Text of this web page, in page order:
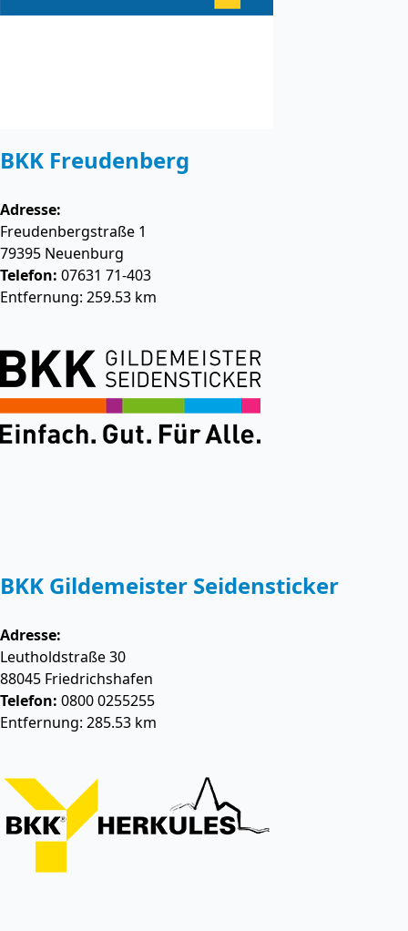
BKK Freudenberg
Adresse:
Freudenbergstraße 1
79395 Neuenburg
Telefon: 07631 71-403
Entfernung: 259.53 km
BKK Gildemeister Seidensticker
Adresse:
Leutholdstraße 30
88045 Friedrichshafen
Telefon: 0800 0255255
Entfernung: 285.53 km